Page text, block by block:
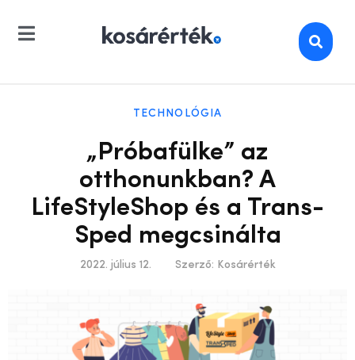
TECHNOLÓGIA
„Próbafülke” az
otthonunkban? A
LifeStyleShop és a Trans-
Sped megcsinálta
2022. július 12. Szerző: Kosárérték